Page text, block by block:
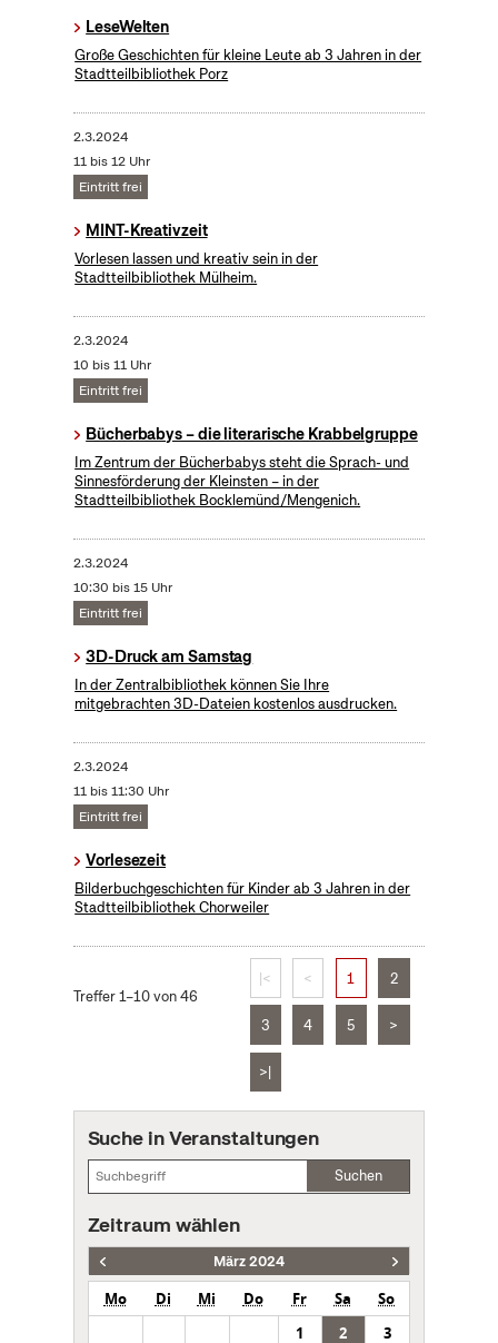
LeseWelten
Große Geschichten für kleine Leute ab 3 Jahren in der
Stadtteilbibliothek Porz
2.3.2024
11 bis 12 Uhr
Eintritt frei
MINT-Kreativzeit
Vorlesen lassen und kreativ sein in der
Stadtteilbibliothek Mülheim.
2.3.2024
10 bis 11 Uhr
Eintritt frei
Bücherbabys – die literarische Krabbelgruppe
Im Zentrum der Bücherbabys steht die Sprach- und
Sinnesförderung der Kleinsten – in der
Stadtteilbibliothek Bocklemünd/Mengenich.
2.3.2024
10:30 bis 15 Uhr
Eintritt frei
3D-Druck am Samstag
In der Zentralbibliothek können Sie Ihre
mitgebrachten 3D-Dateien kostenlos ausdrucken.
2.3.2024
11 bis 11:30 Uhr
Eintritt frei
Vorlesezeit
Bilderbuchgeschichten für Kinder ab 3 Jahren in der
Stadtteilbibliothek Chorweiler
Treffer 1–10 von 46
|< < 1 2
3 4 5 >
>|
Suche in Veranstaltungen
Suchen
Zeitraum wählen
März 2024
Mo Di Mi Do Fr Sa
So
1
2
3